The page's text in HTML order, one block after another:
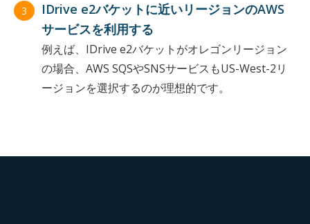
3
IDrive e2バケットに近いリージョンのAWS
サービスを利用する
例えば、IDrive e2バケットがオレゴンリージョン
の場合、AWS SQSやSNSサービスもUS-West-2リ
ージョンを選択するのが理想的です。